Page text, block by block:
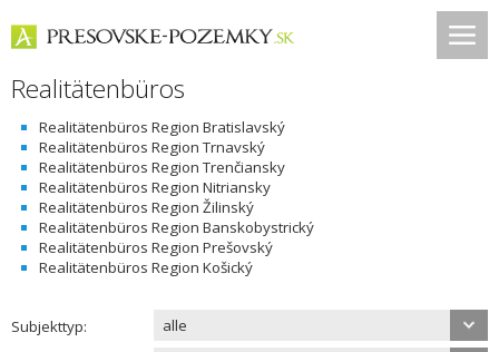
Realitätenbüros
Realitätenbüros Region Bratislavský
Realitätenbüros Region Trnavský
Realitätenbüros Region Trenčiansky
Realitätenbüros Region Nitriansky
Realitätenbüros Region Žilinský
Realitätenbüros Region Banskobystrický
Realitätenbüros Region Prešovský
Realitätenbüros Region Košický
Subjekttyp:
alle